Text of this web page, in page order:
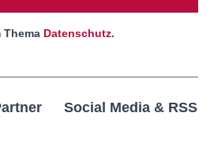
Thema Datenschutz.
Social Media & RSS